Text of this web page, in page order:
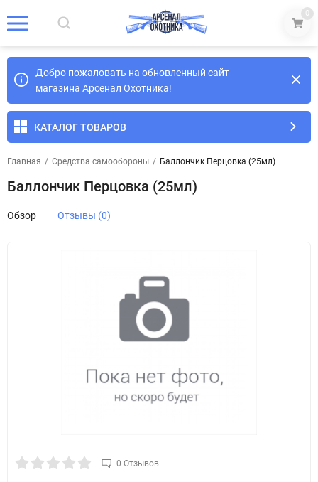
0
Добро пожаловать на обновленный сайт
магазина Арсенал Охотника!
КАТАЛОГ ТОВАРОВ
Главная / Средства самообороны / Баллончик Перцовка (25мл)
Баллончик Перцовка (25мл)
Обзор Отзывы (0)
0 Отзывов